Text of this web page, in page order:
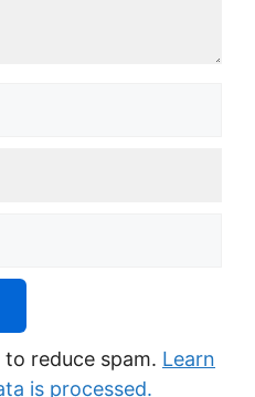
reduce spam. Learn
is processed.